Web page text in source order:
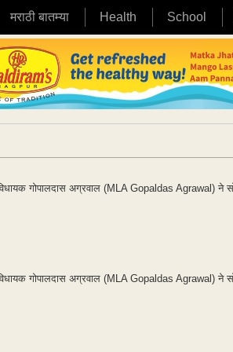
मराठी बातम्या Health School
गोपालदास अग्रवाल (MLA Gopaldas Agrawal) ने
गोपालदास अग्रवाल (MLA Gopaldas Agrawal) ने